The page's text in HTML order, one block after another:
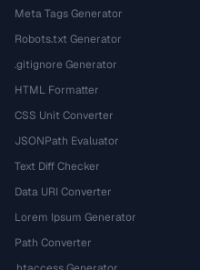
Meta Tags Generator
Robots.txt Generator
.gitignore Generator
HTML Formatter
CSS Unit Converter
JSONPath Evaluator
Text Diff Checker
Data URI Converter
Lorem Ipsum Generator
Path Converter